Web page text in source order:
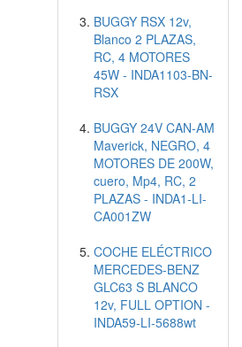
BUGGY RSX 12v,
Blanco 2 PLAZAS,
RC, 4 MOTORES
45W - INDA1103-BN-
RSX
BUGGY 24V CAN-AM
Maverick, NEGRO, 4
MOTORES DE 200W,
cuero, Mp4, RC, 2
PLAZAS - INDA1-LI-
CA001ZW
COCHE ELÉCTRICO
MERCEDES-BENZ
GLC63 S BLANCO
12v, FULL OPTION -
INDA59-LI-5688wt